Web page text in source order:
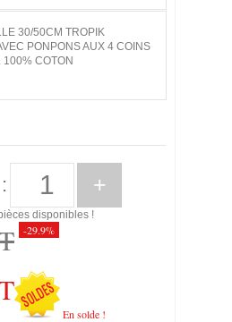
30/50CM TROPIK
PONPONS AUX 4 COINS
100% COTON
+
disponibles !
-29.9%
En solde !